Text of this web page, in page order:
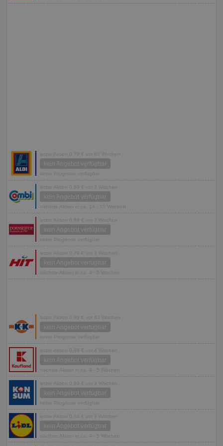
letzte Aktion 0,79 € vor 60 Wochen
kein Angebot verfügbar
keine Prognose verfügbar
letzte Aktion 0,89 € vor 3 Wochen
kein Angebot verfügbar
nächste Aktion in ca. 14 - 15 Wochen
letzte Aktion 0,89 € vor 3 Wochen
kein Angebot verfügbar
keine Prognose verfügbar
letzte Aktion 0,79 € vor 3 Wochen
kein Angebot verfügbar
nächste Aktion in ca. 4 - 5 Wochen
letzte Aktion 0,99 € vor 63 Wochen
kein Angebot verfügbar
keine Prognose verfügbar
letzte Aktion 0,89 € vor 4 Wochen
kein Angebot verfügbar
nächste Aktion in ca. 4 - 5 Wochen
letzte Aktion 0,89 € vor 3 Wochen
kein Angebot verfügbar
keine Prognose verfügbar
letzte Aktion 0,89 € vor 9 Wochen
kein Angebot verfügbar
nächste Aktion in ca. 4 - 5 Wochen